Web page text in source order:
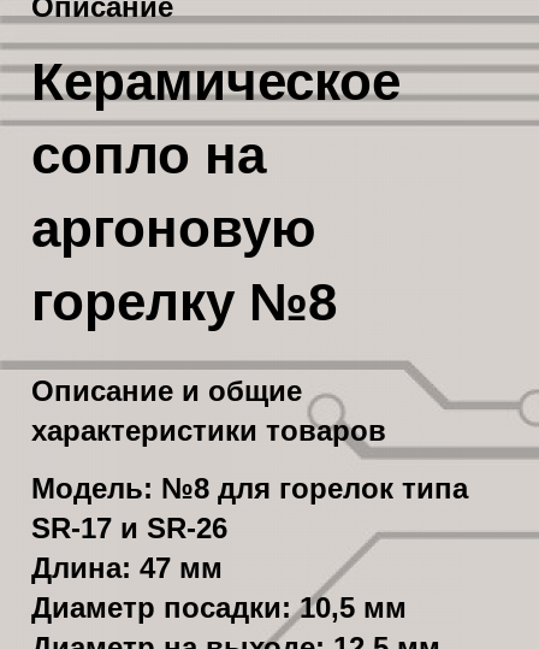
Описание
Керамическое
сопло на
аргоновую
горелку №8
Описание и общие
характеристики товаров
Модель: №8 для горелок типа
SR-17 и SR-26
Длина: 47 мм
Диаметр посадки: 10,5 мм